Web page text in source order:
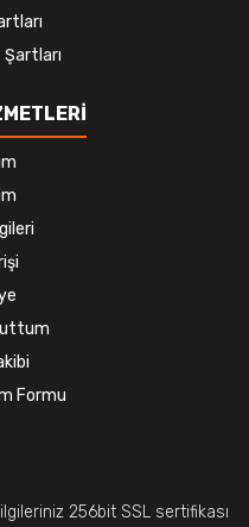
Formu
256bit SSL sertifikası